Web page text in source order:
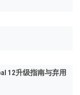
12升级指南与弃用